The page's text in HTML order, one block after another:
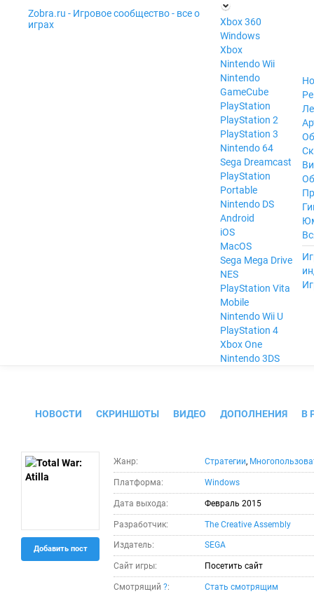
Zobra.ru - Игровое сообщество - все о
играх
П
ла
т
ф
ор
м
ы
Xbox 360
Windows
Xbox
Nintendo Wii
Nintendo
GameCube
PlayStation
PlayStation 2
PlayStation 3
Nintendo 64
Sega Dreamcast
PlayStation
Portable
Nintendo DS
Android
iOS
MacOS
Sega Mega Drive
NES
PlayStation Vita
Mobile
Nintendo Wii U
PlayStation 4
Xbox One
Nintendo 3DS
НОВОСТИ СКРИНШОТЫ ВИДЕО ДОПОЛНЕНИЯ В
Жанр: Стратегии,
Платформа: Windows
Дата выхода: Февраль 2015
Разработчик: The Creative Assembly
Издатель: SEGA
Сайт игры: Посетить сайт
Смотрящий ?: Стать смотрящим
Добавить пост